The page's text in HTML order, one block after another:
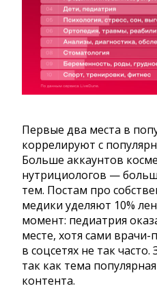
Первые два места в
коррелируют с
Больше аккаунтов
нутрициологов —
тем. Постам про
медики уделяют 10%
момент: педиатрия
месте, хотя сами
в соцсетях не так
так как тема
контента.